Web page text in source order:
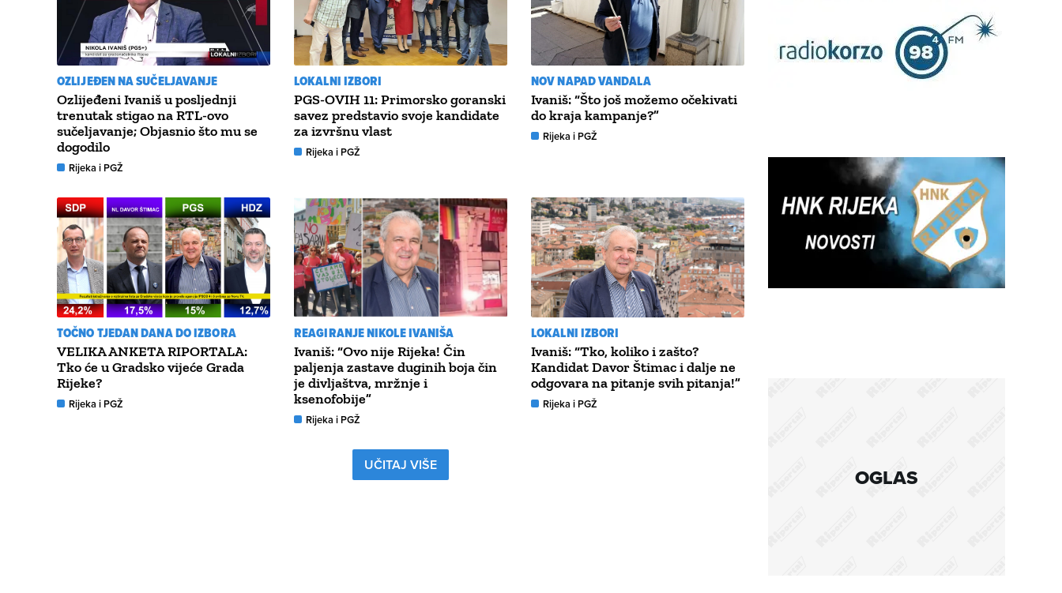
OZLIJEĐEN NA SUČELJAVANJE
Ozlijeđeni Ivaniš u posljednji
trenutak stigao na RTL-ovo
sučeljavanje; Objasnio što mu se
dogodilo
Rijeka i PGŽ
LOKALNI IZBORI
PGS-OVIH 11: Primorsko goranski
savez predstavio svoje kandidate
za izvršnu vlast
Rijeka i PGŽ
NOV NAPAD VANDALA
Ivaniš: “Što još možemo očekivati
do kraja kampanje?”
Rijeka i PGŽ
TOČNO TJEDAN DANA DO IZBORA
VELIKA ANKETA RIPORTALA:
Tko će u Gradsko vijeće Grada
Rijeke?
Rijeka i PGŽ
REAGIRANJE NIKOLE IVANIŠA
Ivaniš: “Ovo nije Rijeka! Čin
paljenja zastave duginih boja čin
je divljaštva, mržnje i
ksenofobije”
Rijeka i PGŽ
LOKALNI IZBORI
Ivaniš: “Tko, koliko i zašto?
Kandidat Davor Štimac i dalje ne
odgovara na pitanje svih pitanja!”
Rijeka i PGŽ
UČITAJ VIŠE OGLAS